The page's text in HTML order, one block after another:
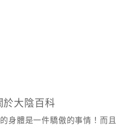
於大陰百科
身體是一件驕傲的事情！而且